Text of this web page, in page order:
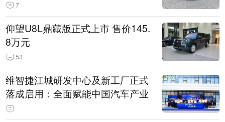
7
仰望U8L鼎藏版正式上市 售价145.
8万元
53
维智捷江城研发中心及新工厂正式
落成启用：全面赋能中国汽车产业